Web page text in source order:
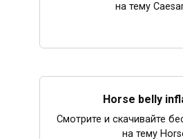
на тему
Horse belly
Смотрите и скачивайте
на тему